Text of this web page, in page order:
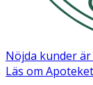
Nöjda kunder
Läs om